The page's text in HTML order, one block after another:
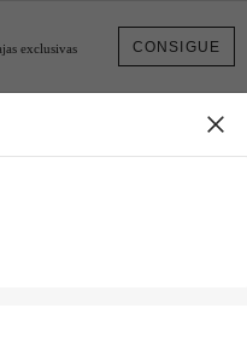
CONSIGUE
exclusivas